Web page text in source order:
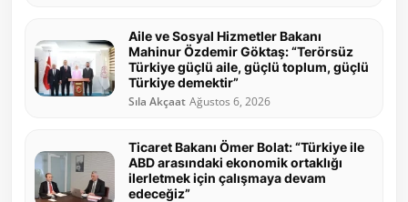
Aile ve Sosyal Hizmetler Bakanı
Mahinur Özdemir Göktaş: “Terörsüz
Türkiye güçlü aile, güçlü toplum, güçlü
Türkiye demektir”
Sıla Akçaat Ağustos 6, 2026
Ticaret Bakanı Ömer Bolat: “Türkiye ile
ABD arasındaki ekonomik ortaklığı
ilerletmek için çalışmaya devam
edeceğiz”